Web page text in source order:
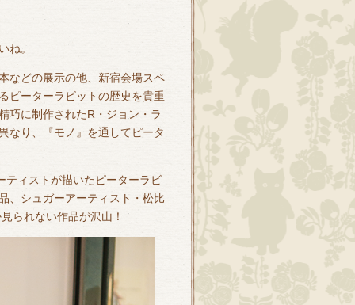
ね。
などの展示の他、新宿会場スペ
ピーターラビットの歴史を貴重
巧に制作されたR・ジョン・ラ
なり、『モノ』を通してピータ
ティストが描いたピーターラビ
、シュガーアーティスト・松比
られない作品が沢山！